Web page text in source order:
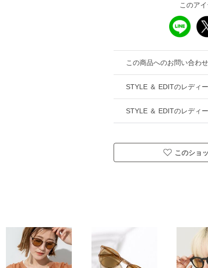
このア
この商品へのお問い合わ
STYLE ＆ EDITのレディ
STYLE ＆ EDITのレディ
このショ